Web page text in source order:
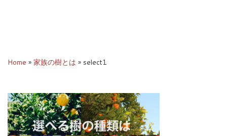
Home » 家族の樹とは » select1